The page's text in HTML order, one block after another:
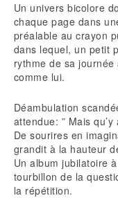
Un univers bicolore
chaque page dans
préalable au crayon
dans lequel, un petit
rythme de sa
comme lui.
Déambulation
attendue: ” Mais
De sourires en
grandit à la hauteur
Un album jubilatoire
tourbillon de la
la répétition.